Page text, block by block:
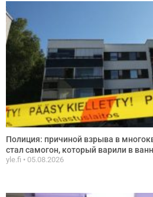
Полиция: причиной взрыва в
стал самогон, который варили в
yle.fi 05.08.2026